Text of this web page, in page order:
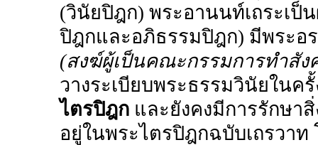
(วินัยปิฎก) พระอานนท์เถระเ
ปิฎกและอภิธรรมปิฎก) มีพระอ
(สงฆ์ผู้เป็นคณะกรรมการทำสัง
วางระเบียบพระธรรมวินัยใน
ไตรปิฎกและยังคงมีการรักษา
อยู่ในพระไตรปิฎกฉบับเถรวา